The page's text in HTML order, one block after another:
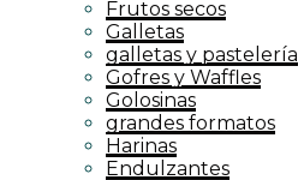
Frutos secos
Galletas
galletas y pastelería
Gofres y Waffles
Golosinas
grandes formatos
Harinas
Endulzantes